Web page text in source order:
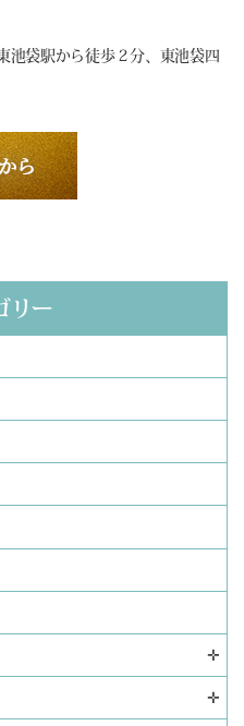
池袋駅から徒歩２分、東池袋四
リー
✛
✛